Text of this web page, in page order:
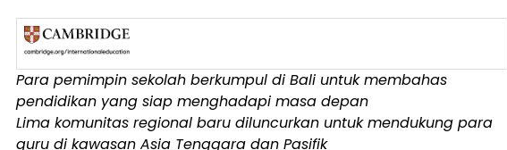
Para pemimpin sekolah berkumpul di Bali untuk membahas
pendidikan yang siap menghadapi masa depan
Lima komunitas regional baru diluncurkan untuk mendukung para
guru di kawasan Asia Tenggara dan Pasifik